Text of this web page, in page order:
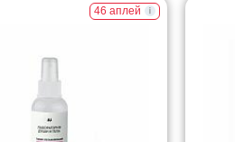
46 аплей